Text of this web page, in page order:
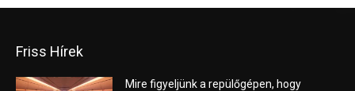
Friss Hírek
Mire figyeljünk a repülőgépen, hogy